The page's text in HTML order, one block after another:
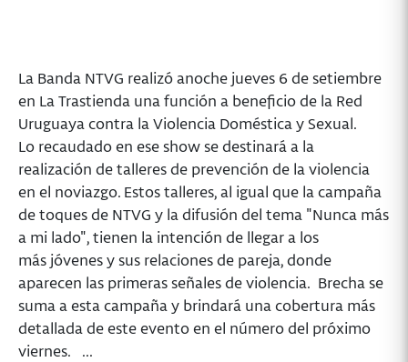
La Banda NTVG realizó anoche jueves 6 de setiembre
en La Trastienda una función a beneficio de la Red
Uruguaya contra la Violencia Doméstica y Sexual.
Lo recaudado en ese show se destinará a la
realización de talleres de prevención de la violencia
en el noviazgo. Estos talleres, al igual que la campaña
de toques de NTVG y la difusión del tema "Nunca más
a mi lado", tienen la intención de llegar a los
más jóvenes y sus relaciones de pareja, donde
aparecen las primeras señales de violencia. Brecha se
suma a esta campaña y brindará una cobertura más
detallada de este evento en el número del próximo
viernes. ...